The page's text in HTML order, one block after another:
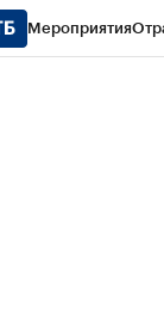
Мероприятия